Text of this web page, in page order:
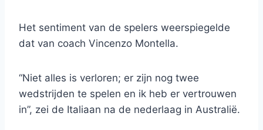
Het sentiment van de spelers weerspiegelde
dat van coach Vincenzo Montella.
“Niet alles is verloren; er zijn nog twee
wedstrijden te spelen en ik heb er vertrouwen
in”, zei de Italiaan na de nederlaag in Australië.